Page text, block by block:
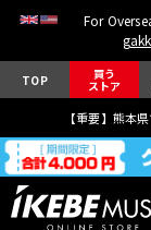
For
TOP 買う
ストア
【重要】熊本